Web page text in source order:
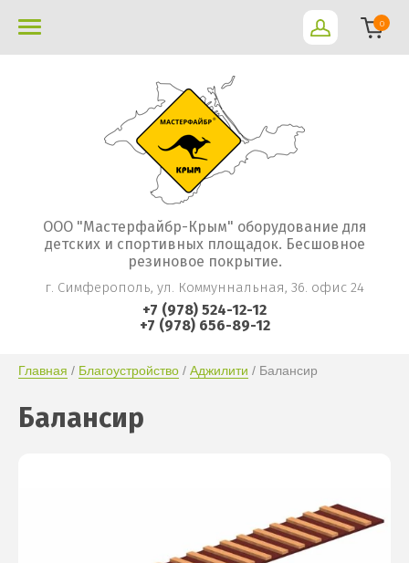
0
ООО "Мастерфайбр-Крым" оборудование для
детских и спортивных площадок. Бесшовное
резиновое покрытие.
г. Симферополь, ул. Коммуннальная, 36. офис 24
+7 (978) 524-12-12
+7 (978) 656-89-12
Главная / Благоустройство / Аджилити / Балансир
Балансир